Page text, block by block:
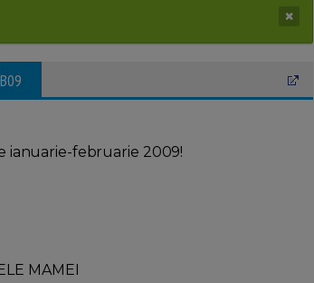
ianuarie-februarie 2009!
MAMEI